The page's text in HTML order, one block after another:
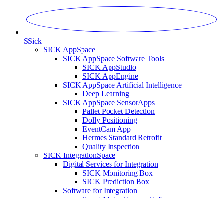
SSick
SICK AppSpace
SICK AppSpace Software Tools
SICK AppStudio
SICK AppEngine
SICK AppSpace Artificial Intelligence
Deep Learning
SICK AppSpace SensorApps
Pallet Pocket Detection
Dolly Positioning
EventCam App
Hermes Standard Retrofit
Quality Inspection
SICK IntegrationSpace
Digital Services for Integration
SICK Monitoring Box
SICK Prediction Box
Software for Integration